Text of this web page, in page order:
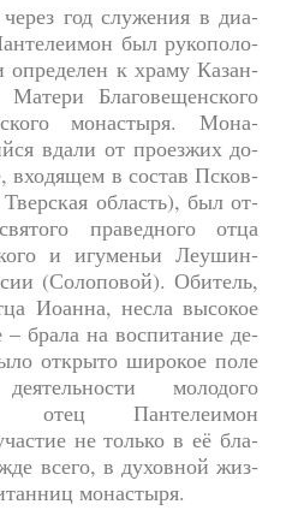
через год слу­же­ния в диа­
был ру­ко­по­ло­
к хра­му Ка­зан­
Бла­го­ве­щен­ско­го
мо­на­сты­ря. Мо­на­
вда­ли от про­ез­жих до­
вхо­дя­щем в со­став Псков­
область), был от­
праведного отца
и игу­ме­ньи Ле­у­шин­
(Со­ло­по­вой). Оби­тель,
Иоанна, нес­ла высокое
– бра­ла на вос­пи­та­ние де­
от­кры­то ши­ро­кое по­ле
молодого
отец Пантелеимон
не толь­ко в её бла­
все­го, в ду­хов­ной жиз­
монастыря.